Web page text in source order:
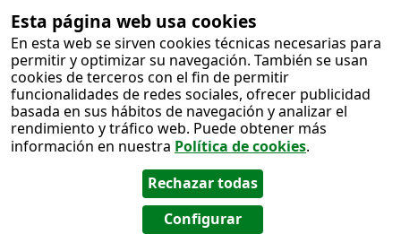
Esta página web usa cookies
En esta web se sirven cookies técnicas necesarias para
permitir y optimizar su navegación. También se usan
cookies de terceros con el fin de permitir
funcionalidades de redes sociales, ofrecer publicidad
basada en sus hábitos de navegación y analizar el
rendimiento y tráfico web. Puede obtener más
información en nuestra Política de cookies.